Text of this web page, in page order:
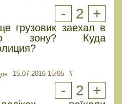
- 2 +
грузовик заехал в
зону? Куда
15.07.2016 15:05 #
- 2 +